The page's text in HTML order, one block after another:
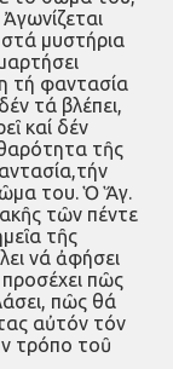
στά μυστήρια
τή φαντασία
τά βλέπει,
καί δέν
τῆς
του. Ὁ Ἅγ.
τῶν πέντε
τῆς
νά ἀφήσει
προσέχει πῶς
πῶς θά
αὐτόν τόν
τρόπο τοῦ